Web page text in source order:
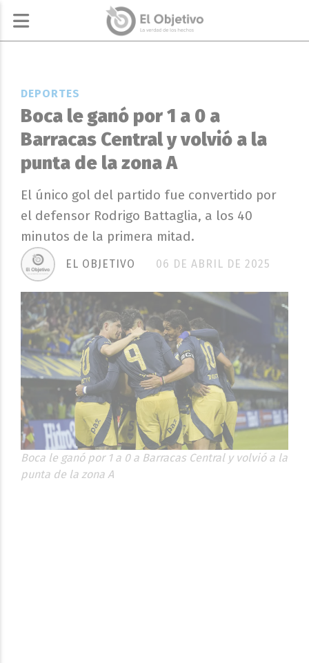
Boca le ganó por 1 a 0 a
Barracas Central y volvió a la
punta de la zona A
El único gol del partido fue convertido por
el defensor Rodrigo Battaglia, a los 40
minutos de la primera mitad.
DEPORTES
06 DE ABRIL DE 2025
EL OBJETIVO
Boca le ganó por 1 a 0 a Barracas Central y volvió a la
punta de la zona A